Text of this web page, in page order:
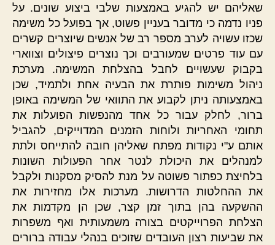
שאליהם יש להגיע באמצעות שלבי ביצוע שונים. על
פניו נדמה כי מדובר בעניין פשוט, אך בפועל כל משימה
שכזו עשויה לערב מספר רב של אנשים שיוצרים קשרים
עם עוד פרטים שמעורבים וכך נוצרים פיצולים וצווארי
בקבוק שעשויים לחבל בהצלחת המשימה. מערכת
ניהול משימות פותרת את הבעיה אחת ולתמיד, שכן
באמצעותה ניתן לקבוע את התוואי של המשימה באופן
ברור, לחלק עבור כל אחד מהנפשות הפועלות את
תחומי האחריות ולוחות הזמנים המדוייקים, להגביל
אותם ע"י נקודות מפתח שאליהן חובה להתייחס ולתת
למנהלים את היכולת לנטר אחר הפעולות השונות
בלחיצת כפתור פשוטה על מנת להסיק מסקנות ולקבל
את ההחלטות הדרושות. מערכות אלו מחזירות את
ההשקעה בהן בתוך זמן קצר, שכן הן מקדמות את
הצלחת הפרוייקטים בצורה משמעותית ואף משפרות
את שביעות רצון העובדים שזוכים בנהלי עבודה ברורים